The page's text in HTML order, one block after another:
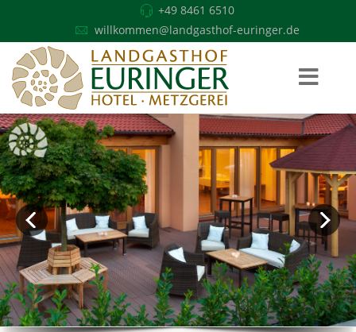
+49 8461 6510
willkommen@landgasthof-euringer.de